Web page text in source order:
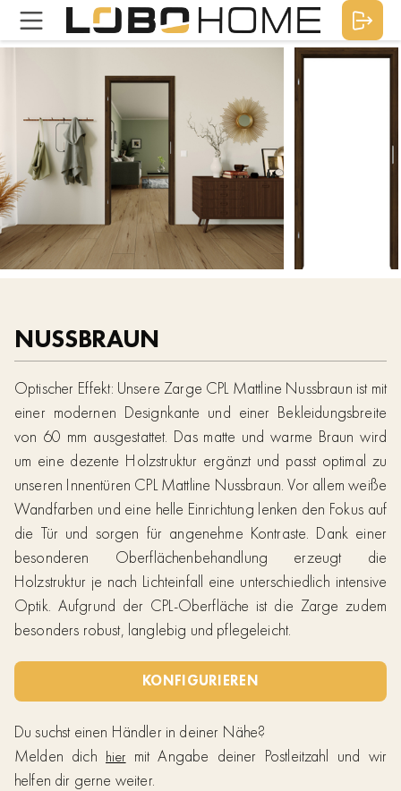
NUSSBRAUN
Optischer Effekt: Unsere Zarge CPL Mattline Nussbraun ist mit
einer modernen Designkante und einer Bekleidungsbreite
von 60 mm ausgestattet. Das matte und warme Braun wird
um eine dezente Holzstruktur ergänzt und passt optimal zu
unseren Innentüren CPL Mattline Nussbraun. Vor allem weiße
Wandfarben und eine helle Einrichtung lenken den Fokus auf
die Tür und sorgen für angenehme Kontraste. Dank einer
besonderen Oberflächenbehandlung erzeugt die
Holzstruktur je nach Lichteinfall eine unterschiedlich intensive
Optik. Aufgrund der CPL-Oberfläche ist die Zarge zudem
besonders robust, langlebig und pflegeleicht.
KONFIGURIEREN
Du suchst einen Händler in deiner Nähe?
Melden dich hier mit Angabe deiner Postleitzahl und wir
helfen dir gerne weiter.